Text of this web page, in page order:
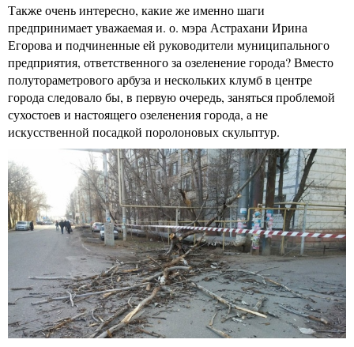
Также очень интересно, какие же именно шаги
предпринимает уважаемая и. о. мэра Астрахани Ирина
Егорова и подчиненные ей руководители муниципального
предприятия, ответственного за озеленение города? Вместо
полутораметрового арбуза и нескольких клумб в центре
города следовало бы, в первую очередь, заняться проблемой
сухостоев и настоящего озеленения города, а не
искусственной посадкой поролоновых скульптур.